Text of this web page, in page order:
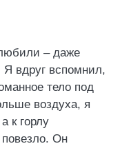
– даже
Я вдруг вспомнил,
тело под
воздуха, я
к горлу
Он